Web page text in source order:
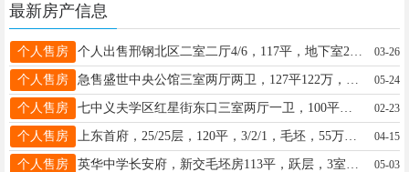
最新房产信息
个人售房 03-26
个人售房 05-24
个人售房 七中义夫学区红星街东口三室两厅一卫，100平方，三层精装，小房，68万，13363778073 02-23
个人售房 上东首府，25/25层，120平，3/2/1，毛坯，55万，全款包更名（立德小学，三中）13273667777 04-15
个人售房 05-03